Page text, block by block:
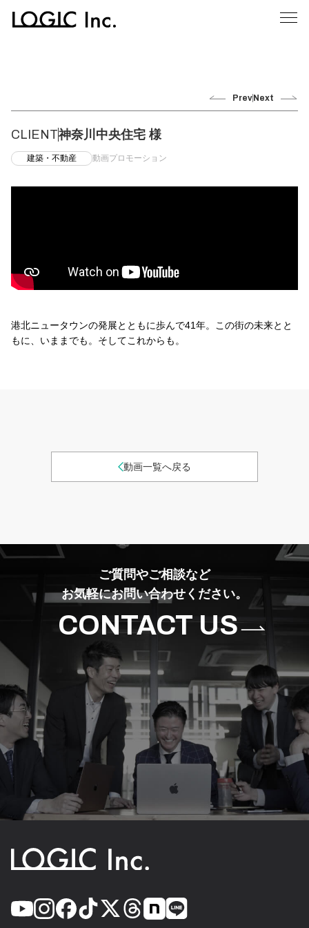
Prev Next
CLIENT神奈川中央住宅 様
建築・不動産 動画プロモーション
港北ニュータウンの発展とともに歩んで41年。この街の未来とと
もに、いままでも。そしてこれからも。
動画一覧へ戻る
ご質問やご相談など
お気軽にお問い合わせください。
CONTACT US